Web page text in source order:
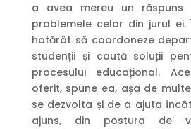
a avea mereu un
problemele celor din jurul
hotărât să coordoneze
studenții și caută soluții
procesului educațional.
oferit, spune ea, așa de
se dezvolta și de a ajuta
ajuns, din postura de